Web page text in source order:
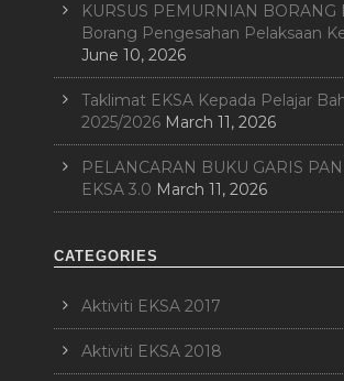
KURSUS PEMURNIAN BORANG
Borang Pengesahan Pelaksaan
June 10, 2026
Taklimat EKSA Kepada Pelajar
2025/2026 March 11, 2026
PELANCARAN BUKU GARIS
EKSA 3.0 March 11, 2026
CATEGORIES
Aktiviti EKSA 2017
Aktiviti EKSA 2018